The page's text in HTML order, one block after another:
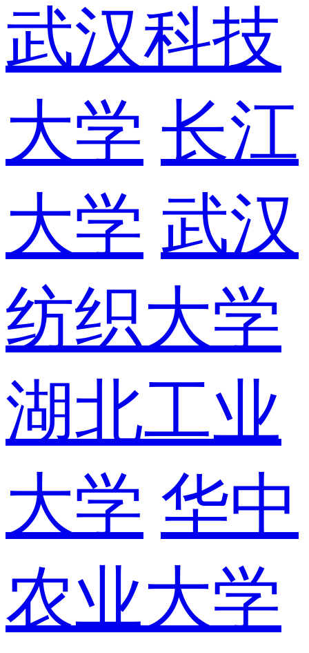
武汉科技
大学 长江
大学 武汉
纺织大学
湖北工业
大学 华中
农业大学